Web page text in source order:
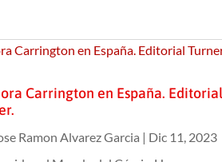
Carrington en España. Editorial
Ramon Alvarez Garcia | Dic 11, 2023